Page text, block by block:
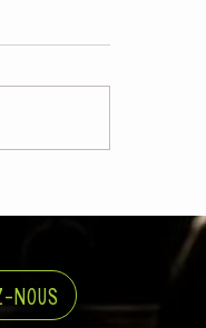
NOUS